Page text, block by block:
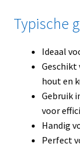
Typische
Ideaal
Geschikt
hout en
Gebruik
voor
Handig
Perfect